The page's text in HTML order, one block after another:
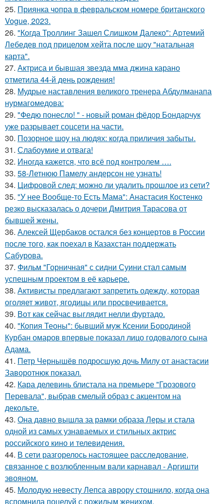
25. Приянка чопра в февральском номере британского
Vogue, 2023.
26. "Когда Троллинг Зашел Слишком Далеко": Артемий
Лебедев под прицелом хейта после шоу "натальная
карта".
27. Актриса и бывшая звезда мма джина карано
отметила 44-й день рождения!
28. Мудрые наставления великого тренера Абдулманапа
нурмагомедова:
29. "Федю понесло! " - новый роман фёдор Бондарчук
уже разрывает соцсети на части.
30. Позорное шоу на людях: когда приличия забыты.
31. Слабоумие и отвага!
32. Иногда кажется, что всё под контролем ….
33. 58-Летнюю Памелу андерсон не узнать!
34. Цифровой след: можно ли удалить прошлое из сети?
35. "У нее Вообще-то Есть Мама": Анастасия Костенко
резко высказалась о дочери Дмитрия Тарасова от
бывшей жены.
36. Алексей Щербаков остался без концертов в России
после того, как поехал в Казахстан поддержать
Сабурова.
37. Фильм "Горничная" с сидни Суини стал самым
успешным проектом в её карьере.
38. Активисты предлагают запретить одежду, которая
оголяет живот, ягодицы или просвечивается.
39. Вот как сейчас выглядит нелли фуртадо.
40. "Копия Теоны": бывший муж Ксении Бородиной
Курбан омаров впервые показал лицо годовалого сына
Адама.
41. Петр Чернышёв подросшую дочь Милу от анастасии
Заворотнюк показал.
42. Кара делевинь блистала на премьере "Грозового
Перевала", выбрав смелый образ с акцентом на
декольте.
43. Она давно вышла за рамки образа Леры и стала
одной из самых узнаваемых и стильных актрис
российского кино и телевидения.
44. В сети разгорелось настоящее расследование,
связанное с возлюбленным вали карнавал - Аргишти
эвояном.
45. Молодую невесту Лепса аврору стошнило, когда она
вспомнила поцелуй с пожилым женихом.